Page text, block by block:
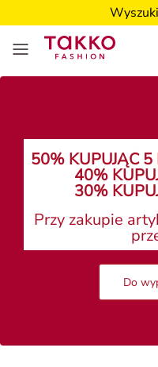
50% KUPUJĄC 5
40%
30%
Przy zakupie
Do